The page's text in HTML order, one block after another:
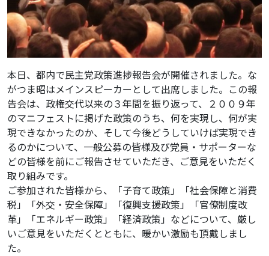
本日、都内で民主党政策進捗報告会が開催されました。な
がつま昭はメインスピーカーとして出席しました。この報
告会は、政権交代以来の３年間を振り返って、２００９年
のマニフェストに掲げた政策のうち、何を実現し、何が実
現できなかったのか、そして今後どうしていけば実現でき
るのかについて、一般公募の皆様及び党員・サポーターな
どの皆様を前にご報告させていただき、ご意見をいただく
取り組みです。
ご参加された皆様から、「子育て政策」「社会保障と消費
税」「外交・安全保障」「復興支援政策」「官僚制度改
革」「エネルギー政策」「経済政策」などについて、厳し
いご意見をいただくとともに、暖かい激励も頂戴しまし
た。